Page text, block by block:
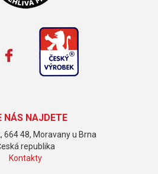
NÁS NAJDETE
664 48, Moravany u Brna
republika
Kontakty